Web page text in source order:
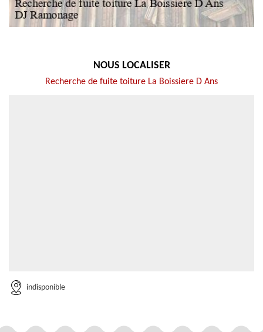
NOUS LOCALISER
Recherche de fuite toiture La Boissiere D Ans
indisponible